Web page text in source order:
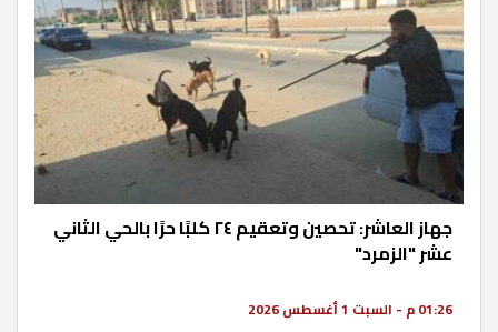
جهاز العاشر: تحصين وتعقيم ٢٤ كلبًا حرًا بالحي الثاني
عشر "الزمرد"
01:26 م - السبت 1 أغسطس 2026